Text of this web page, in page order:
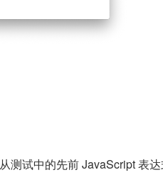
测试中的先前 JavaScript 表